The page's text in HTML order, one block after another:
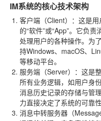
IM系统的核心技术架构
客户端（Client） ：这是
的“软件”或“App”。它负
处理用户的各种操作。为
持Windows、macOS、
等移动平台。
服务端（Server） ：这是
所有业务逻辑，如用户身
消息历史记录的存储与管
力直接决定了系统的可靠性
消息中转服务器（